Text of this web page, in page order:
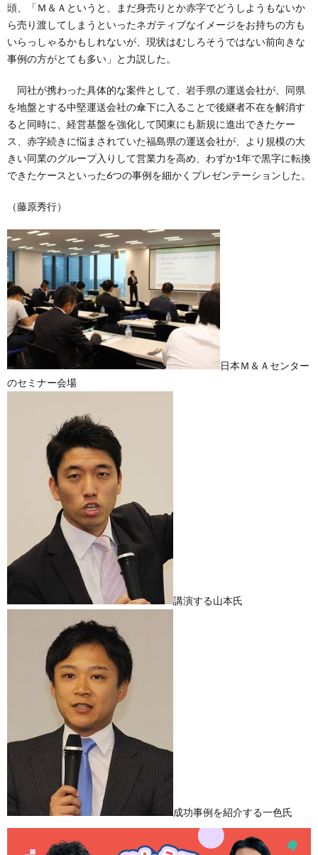
頭、「Ｍ＆Ａというと、まだ身売りとか赤字でどうしようもないか
ら売り渡してしまうといったネガティブなイメージをお持ちの方も
いらっしゃるかもしれないが、現状はむしろそうではない前向きな
事例の方がとても多い」と力説した。
同社が携わった具体的な案件として、岩手県の運送会社が、同県
を地盤とする中堅運送会社の傘下に入ることで後継者不在を解消す
ると同時に、経営基盤を強化して関東にも新規に進出できたケー
ス、赤字続きに悩まされていた福島県の運送会社が、より規模の大
きい同業のグループ入りして営業力を高め、わずか1年で黒字に転換
できたケースといった6つの事例を細かくプレゼンテーションした。
（藤原秀行）
日本Ｍ＆Ａセンター
のセミナー会場
講演する山本氏
成功事例を紹介する一色氏